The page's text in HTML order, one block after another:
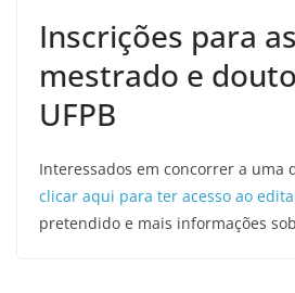
Inscrições para
mestrado e
UFPB
Interessados em concorrer a uma
clicar aqui para ter acesso ao
pretendido e mais informações